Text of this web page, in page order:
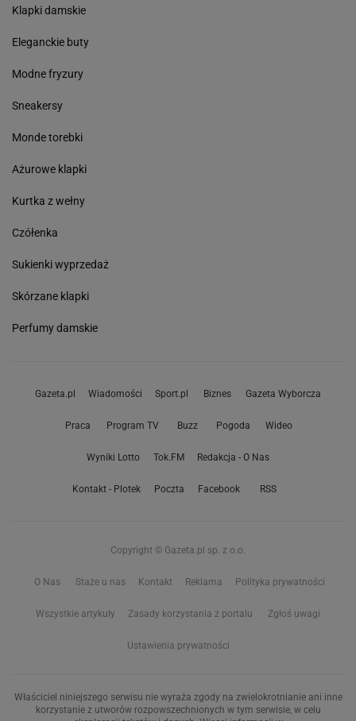
Klapki damskie
Eleganckie buty
Modne fryzury
Sneakersy
Monde torebki
Ażurowe klapki
Kurtka z wełny
Czółenka
Sukienki wyprzedaż
Skórzane klapki
Perfumy damskie
Gazeta.pl Wiadomości Sport.pl Biznes Gazeta Wyborcza
Praca Program TV Buzz Pogoda Wideo
Wyniki Lotto Tok.FM Redakcja - O Nas
Kontakt - Plotek Poczta Facebook RSS
Copyright © Gazeta.pl sp. z o.o.
O Nas Staże u nas Kontakt Reklama Polityka prywatności
Wszystkie artykuły Zasady korzystania z portalu Zgłoś uwagi
Ustawienia prywatności
Właściciel niniejszego serwisu nie wyraża zgody na zwielokrotnianie ani inne
korzystanie z utworów rozpowszechnionych w tym serwisie, w celu